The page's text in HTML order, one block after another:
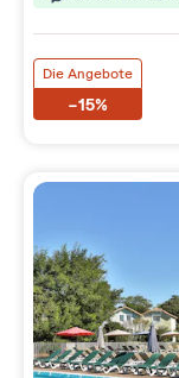
Die Angebote
-15%